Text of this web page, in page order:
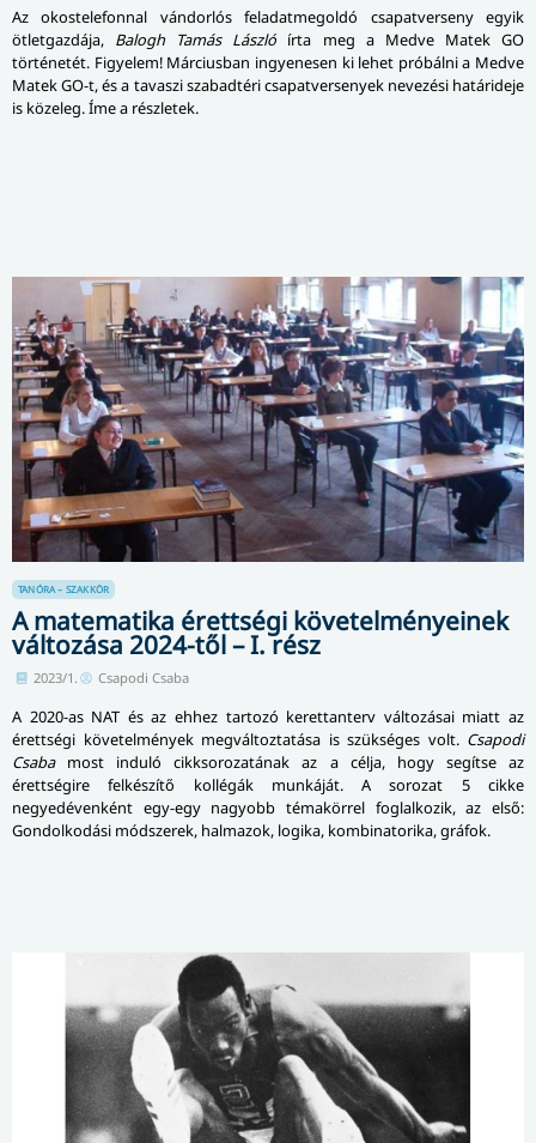
Az okostelefonnal vándorlós feladatmegoldó csapatverseny egyik
ötletgazdája, Balogh Tamás László írta meg a Medve Matek GO
történetét. Figyelem! Márciusban ingyenesen ki lehet próbálni a Medve
Matek GO-t, és a tavaszi szabadtéri csapatversenyek nevezési határideje
is közeleg. Íme a részletek.
TANÓRA – SZAKKÖR
A matematika érettségi követelményeinek
változása 2024-től – I. rész
2023/1. Csapodi Csaba
A 2020-as NAT és az ehhez tartozó kerettanterv változásai miatt az
érettségi követelmények megváltoztatása is szükséges volt. Csapodi
Csabamost induló cikksorozatának az a célja, hogy segítse az
érettségire felkészítő kollégák munkáját. A sorozat 5 cikke
negyedévenként egy-egy nagyobb témakörrel foglalkozik, az első:
Gondolkodási módszerek, halmazok, logika, kombinatorika, gráfok.